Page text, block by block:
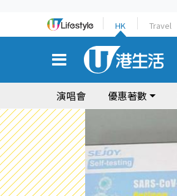
HK Travel
演唱會 優惠著數